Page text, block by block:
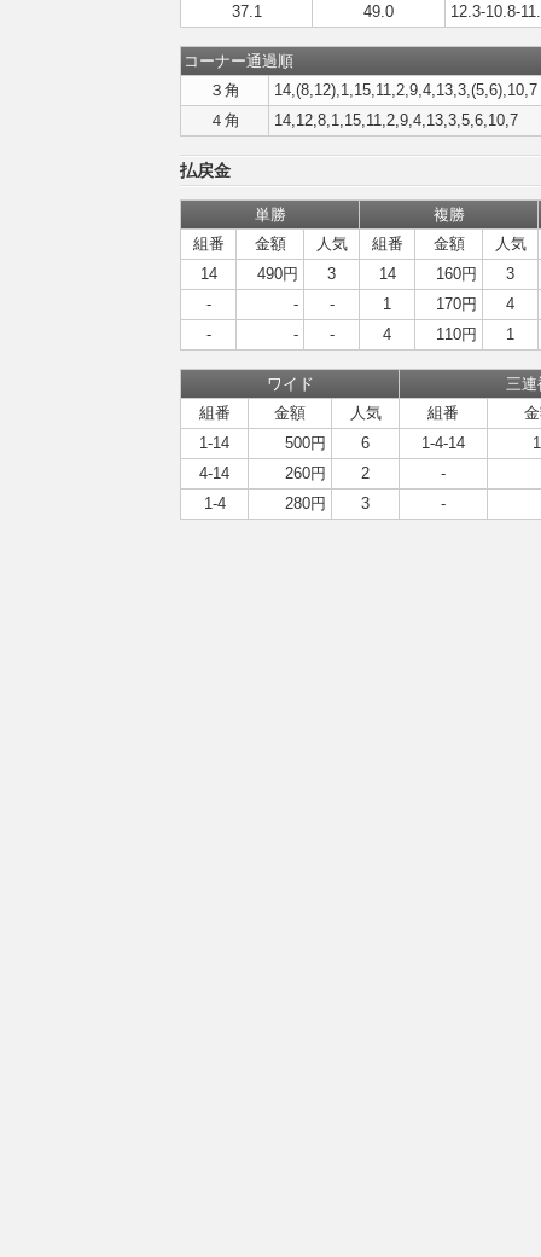
37.1
49.0 12.3-10.8-
コーナー通過順
３角
14,(8,12),1,15,11,2,9,4,13,3,(5,6),10,7
４角
14,12,8,1,15,11,2,9,4,13,3,5,6,10,7
払戻金
単勝
複勝
組番
金額 人気 組番 金額
人気
14
490円 3 14 160円
3
-
- - 1 170円
4
-
- - 4 110円 1
ワイド
三連
組番
金額 人気 組番
1-14
500円 6 1-4-14
4-14
260円 2
-
1-4
280円 3 -